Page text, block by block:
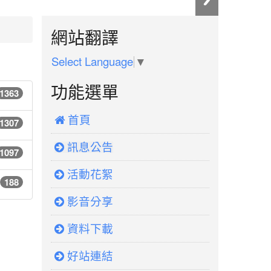
1363
1307
1097
188
網站翻譯
Select Language ▼
功能選單
 首頁
訊息公告
活動花絮
影音分享
資料下載
好站連結